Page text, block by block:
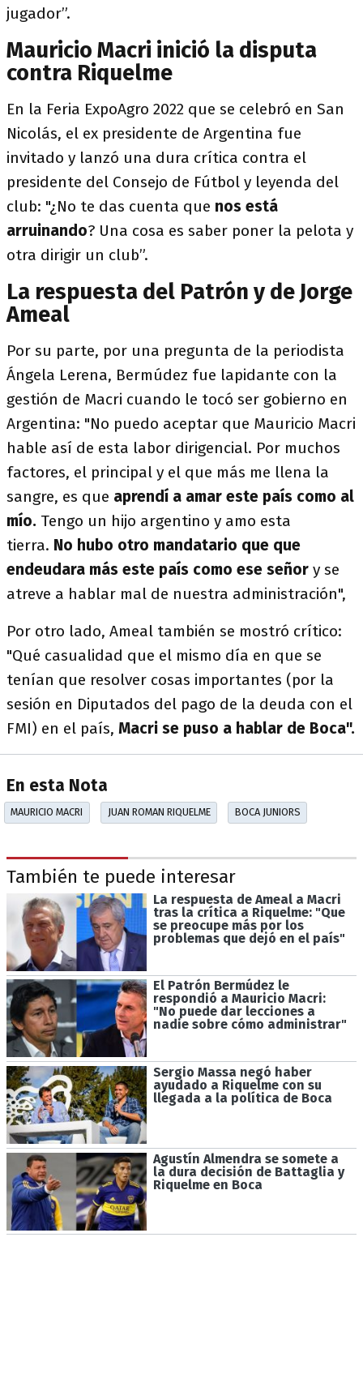
jugador”.
Mauricio Macri inició la disputa
contra Riquelme
En la Feria ExpoAgro 2022 que se celebró en San
Nicolás, el ex presidente de Argentina fue
invitado y lanzó una dura crítica contra el
presidente del Consejo de Fútbol y leyenda del
club: "¿No te das cuenta que nos está
arruinando? Una cosa es saber poner la pelota y
otra dirigir un club”.
La respuesta del Patrón y de Jorge
Ameal
Por su parte, por una pregunta de la periodista
Ángela Lerena, Bermúdez fue lapidante con la
gestión de Macri cuando le tocó ser gobierno en
Argentina: "No puedo aceptar que Mauricio Macri
hable así de esta labor dirigencial. Por muchos
factores, el principal y el que más me llena la
sangre, es que aprendí a amar este país como al
mío. Tengo un hijo argentino y amo esta
tierra. No hubo otro mandatario que que
endeudara más este país como ese señor y se
atreve a hablar mal de nuestra administración",
Por otro lado, Ameal también se mostró crítico:
"Qué casualidad que el mismo día en que se
tenían que resolver cosas importantes (por la
sesión en Diputados del pago de la deuda con el
FMI) en el país, Macri se puso a hablar de Boca".
En esta Nota
MAURICIO MACRI JUAN ROMAN RIQUELME BOCA JUNIORS
También te puede interesar
La respuesta de Ameal a Macri
tras la crítica a Riquelme: "Que
se preocupe más por los
problemas que dejó en el país"
El Patrón Bermúdez le
respondió a Mauricio Macri:
"No puede dar lecciones a
nadie sobre cómo administrar"
Sergio Massa negó haber
ayudado a Riquelme con su
llegada a la política de Boca
Agustín Almendra se somete a
la dura decisión de Battaglia y
Riquelme en Boca